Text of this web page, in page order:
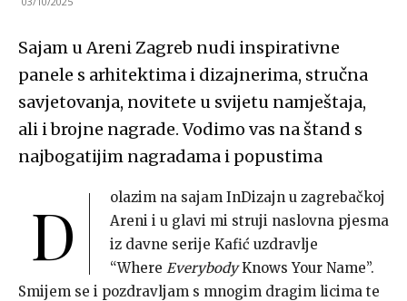
Sajam u Areni Zagreb nudi inspirativne
panele s arhitektima i dizajnerima, stručna
savjetovanja, novitete u svijetu namještaja,
ali i brojne nagrade. Vodimo vas na štand s
najbogatijim nagradama i popustima
D
olazim na sajam InDizajn u zagrebačkoj
Areni i u glavi mi struji naslovna pjesma
iz davne serije Kafić uzdravlje
“Where EverybodyKnows Your Name”.
Smijem se i pozdravljam s mnogim dragim licima te